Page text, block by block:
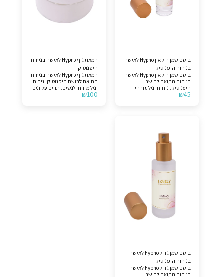
בושם שמן רול און Hypno לאישה
בניחוח היפנוטיק
בושם שמן רול און Hypno לאישה
בניחוח התואם לבושם
היפנוטיק. ניחוח וניל מזרחי
לנשים. תווים עליונים >> משמש,
אינו מקורי.
₪45
חמאת גוף Hypno לאישה בניחוח
היפנוטיק
חמאת גוף Hypno לאישה בניחוח
התואם לבושם היפנוטיק. ניחוח
וניל מזרחי לנשים. תווים עליונים
>> משמש, שזיף וקוקוס. תווי
₪100
בושם שמן גדול Hypno לאישה
בניחוח היפנוטיק
בושם שמן גדול Hypno לאישה
בניחוח התואם לבושם